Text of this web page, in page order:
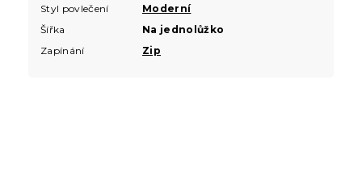
Styl povlečení
Moderní
Šířka
Na jednolůžko
Zapínání
Zip